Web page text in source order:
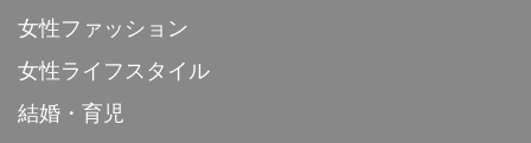
女性ファッション
女性ライフスタイル
結婚・育児